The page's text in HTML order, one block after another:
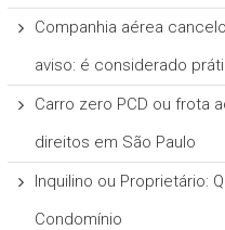
Companhia aérea
aviso: é considerado
Carro zero PCD ou frota
direitos em São Paulo
Inquilino ou Proprietário:
Condomínio